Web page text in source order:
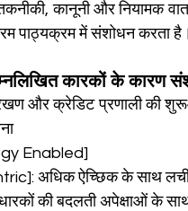
Company Law
कानूनी और नियामक
पाठ्यक्रम में संशोधन करता है।
कारकों के कारण
और क्रेडिट प्रणाली की
Enabled]
अधिक ऐच्छिक के साथ
की बदलती अपेक्षाओं के